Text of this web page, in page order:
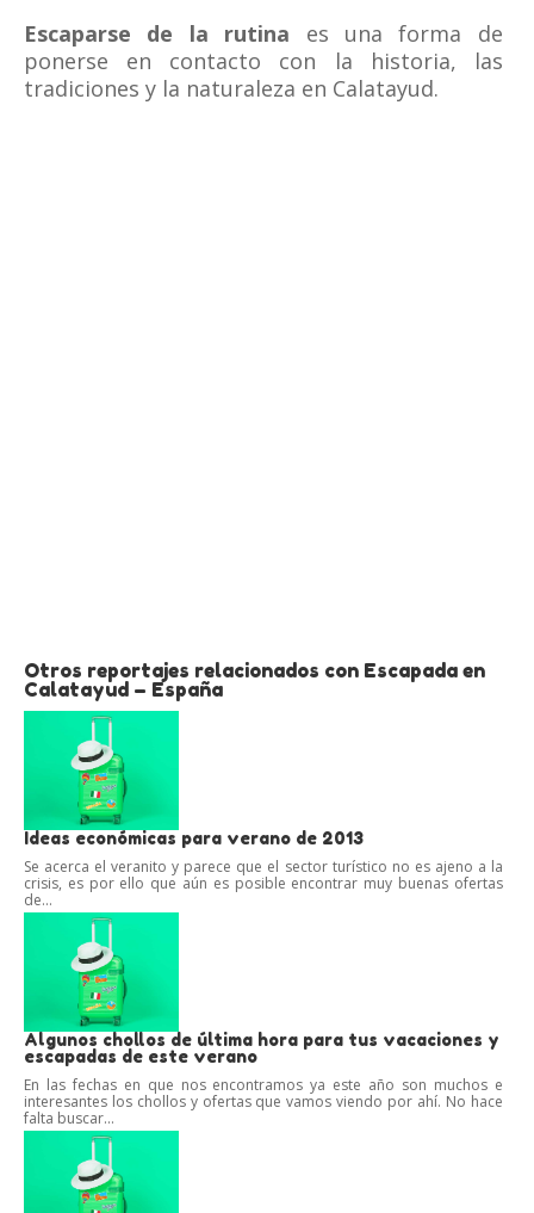
Escaparse de la rutina es una forma de
ponerse en contacto con la historia, las
tradiciones y la naturaleza en Calatayud.
Otros reportajes relacionados con Escapada en
Calatayud – España
Ideas económicas para verano de 2013
Se acerca el veranito y parece que el sector turístico no es ajeno a la
crisis, es por ello que aún es posible encontrar muy buenas ofertas
de...
Algunos chollos de última hora para tus vacaciones y
escapadas de este verano
En las fechas en que nos encontramos ya este año son muchos e
interesantes los chollos y ofertas que vamos viendo por ahí. No hace
falta buscar...